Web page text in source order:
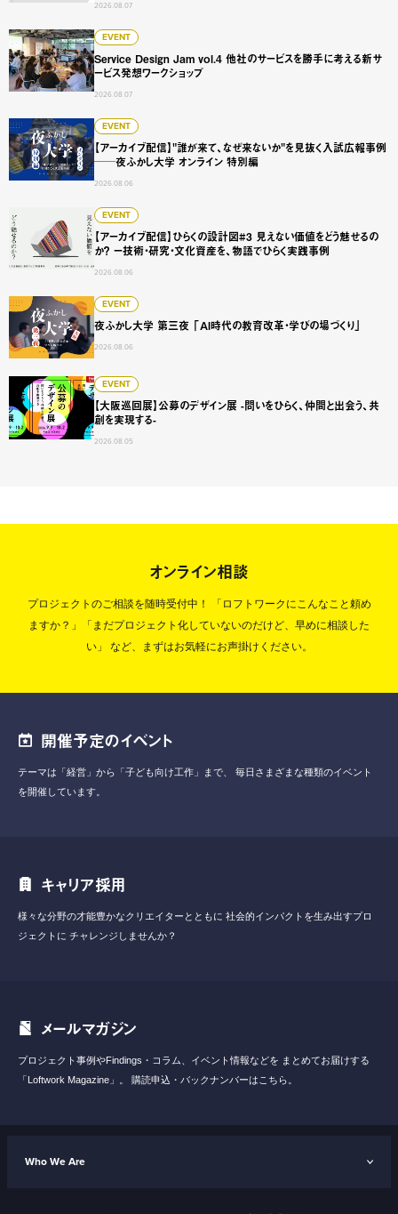
2026.08.07
EVENT
Service Design Jam vol.4 他社のサービスを勝手に考える新サ
ービス発想ワークショップ
2026.08.07
Service Design Jam vol.4 他社のサービスを勝手に考える
EVENT
【アーカイブ配信】"誰が来て、なぜ来ないか"を見抜く入試広報事例
──夜ふかし大学 オンライン 特別編
2026.08.06
【アーカイブ配信】"誰が来て、なぜ来ないか"を見抜く入
EVENT
【アーカイブ配信】ひらくの設計図#3 見えない価値をどう魅せるの
か？ ー技術・研究・文化資産を、物語でひらく実践事例
2026.08.06
【アーカイブ配信】ひらくの設計図#3 見えない価値をどう
EVENT
夜ふかし大学 第三夜 「AI時代の教育改革・学びの場づくり」
2026.08.06
夜ふかし大学 第三夜 「AI時代の教育改革・学びの場づくり」
EVENT
【大阪巡回展】公募のデザイン展 -問いをひらく、仲間と出会う、共
創を実現する-
2026.08.05
【大阪巡回展】公募のデザイン展 -問いをひらく、仲間と出
オンライン相談
プロジェクトのご相談を随時受付中！
「ロフトワークにこんなこと頼め
ますか？」「まだプロジェクト化していないのだけど、早めに相談した
い」
など、まずはお気軽にお声掛けください。
開催予定のイベント
テーマは「経営」から「子ども向け工作」まで、
毎日さまざまな種類のイベント
を開催しています。
キャリア採用
様々な分野の才能豊かなクリエイターとともに 社会的インパクトを生み出すプロ
ジェクトに チャレンジしませんか？
メールマガジン
プロジェクト事例やFindings・コラム、イベント情報などを まとめてお届けする
「Loftwork Magazine」。
購読申込・バックナンバーはこちら。
Who We Are